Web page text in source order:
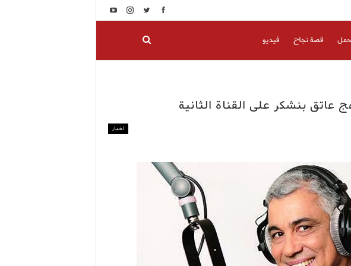
قصة نجاح فيديو
بنشكر على القناة الثانية
اخبار